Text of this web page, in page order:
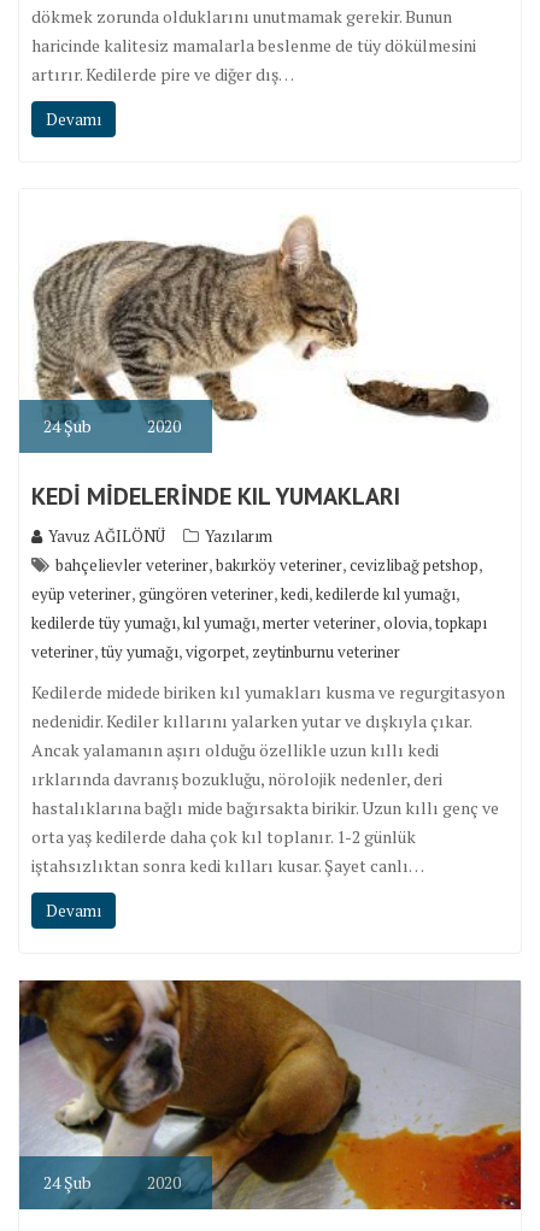
dökmek zorunda olduklarını unutmamak gerekir. Bunun
haricinde kalitesiz mamalarla beslenme de tüy dökülmesini
artırır. Kedilerde pire ve diğer dış…
Devamı
24Şub 2020
KEDİ MİDELERİNDE KIL YUMAKLARI
Yavuz AĞILÖNÜ
Yazılarım
bahçelievler veteriner,bakırköy veteriner,cevizlibağ petshop,
eyüp veteriner,güngören veteriner,kedi,kedilerde kıl yumağı,
kedilerde tüy yumağı,kıl yumağı,merter veteriner,olovia,topkapı
veteriner,tüy yumağı,vigorpet, zeytinburnu veteriner
Kedilerde midede biriken kıl yumakları kusma ve regurgitasyon
nedenidir. Kediler kıllarını yalarken yutar ve dışkıyla çıkar.
Ancak yalamanın aşırı olduğu özellikle uzun kıllı kedi
ırklarında davranış bozukluğu, nörolojik nedenler, deri
hastalıklarına bağlı mide bağırsakta birikir. Uzun kıllı genç ve
orta yaş kedilerde daha çok kıl toplanır. 1-2 günlük
iştahsızlıktan sonra kedi kılları kusar. Şayet canlı…
Devamı
24Şub 2020